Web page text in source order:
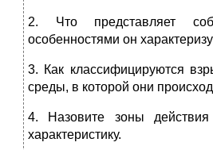
2. Что представляет
особенностями он
3. Как классифицируются
среды, в которой они
4. Назовите зоны
характеристику.